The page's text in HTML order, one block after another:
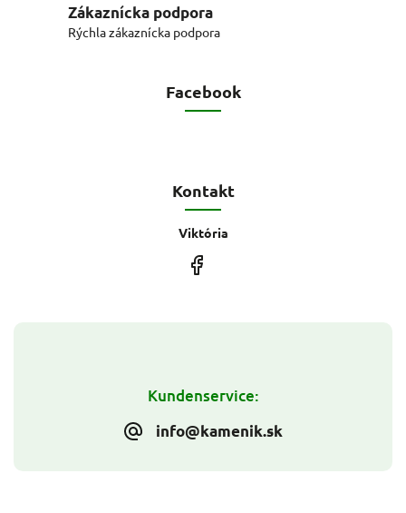
Zákaznícka podpora
Rýchla zákaznícka podpora
Kundenservice:
info@kamenik.sk
Facebook
Kontakt
Viktória